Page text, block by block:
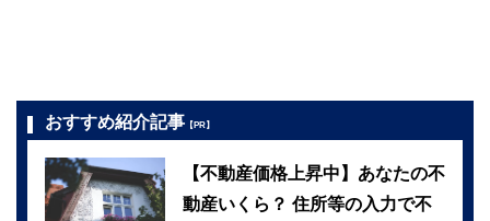
おすすめ紹介記事 【PR】
【不動産価格上昇中】あなたの不
動産いくら？ 住所等の入力で不